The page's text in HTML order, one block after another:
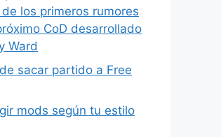
de los primeros rumores
CoD desarrollado
Ward
sacar partido a Free
mods según tu estilo